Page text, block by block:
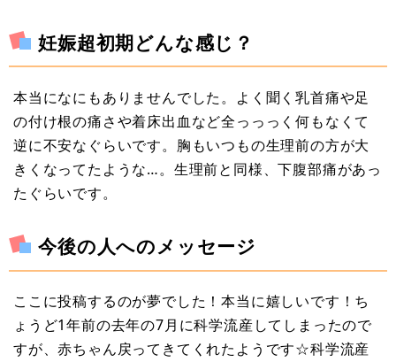
妊娠超初期どんな感じ？
本当になにもありませんでした。よく聞く乳首痛や足
の付け根の痛さや着床出血など全っっっく何もなくて
逆に不安なぐらいです。胸もいつもの生理前の方が大
きくなってたような…。生理前と同様、下腹部痛があっ
たぐらいです。
今後の人へのメッセージ
ここに投稿するのが夢でした！本当に嬉しいです！ち
ょうど1年前の去年の7月に科学流産してしまったので
すが、赤ちゃん戻ってきてくれたようです☆科学流産